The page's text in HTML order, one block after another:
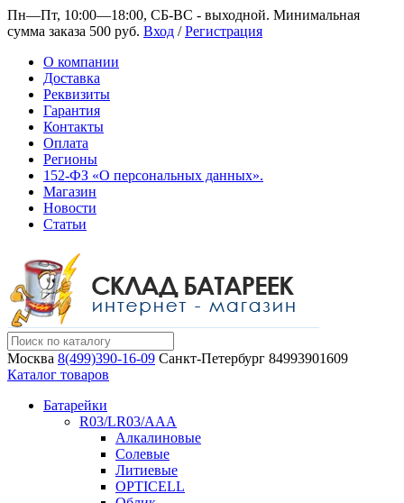
Пн—Пт, 10:00—18:00, СБ-ВС - выходной. Минимальная
сумма заказа 500 руб. Вход /Регистрация
О компании
Доставка
Реквизиты
Гарантия
Контакты
Оплата
Регионы
152-ФЗ «О персональных данных».
Магазин
Новости
Статьи
Москва 8(499)390-16-09 Санкт-Петербург 84993901609
Каталог товаров
Батарейки
R03/LR03/AAA
Алкалиновые
Солевые
Литиевые
OPTICELL